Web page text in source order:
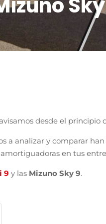
desde el principio
a analizar y comparar
en tus
9 y las Mizuno Sky 9.